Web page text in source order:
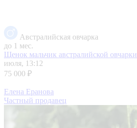
Австралийская овчарка
до 1 мес.
Щенок мальчик австралийской овчарки
июля, 13:12
75 000 ₽
Елена Еранова
Частный продавец